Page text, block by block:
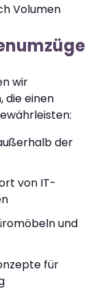
Volumen
wir
die einen
der
von IT-
und
für